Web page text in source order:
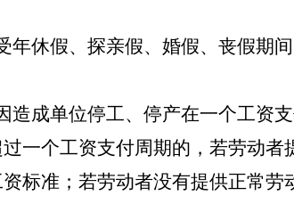
年休假、探亲假、婚假、丧假期
造成单位停工、停产在一个工资
一个工资支付周期的，若劳动
标准；若劳动者没有提供正常劳